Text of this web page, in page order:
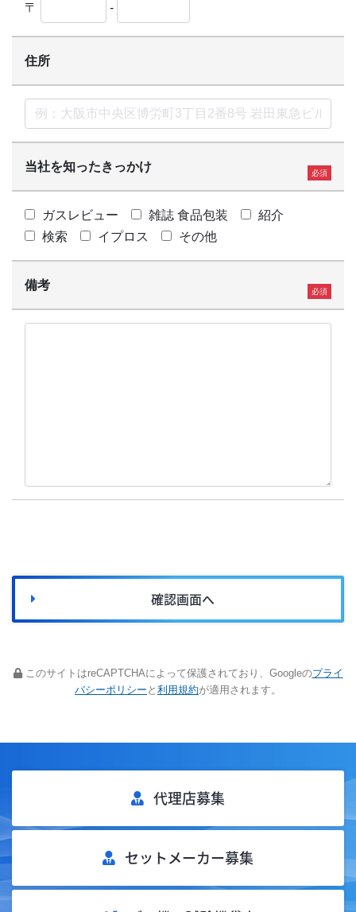
〒 -
住所
当社を知ったきっかけ
ガスレビュー 雑誌 食品包装
紹介
検索
イプロス その他
備考
確認画面へ
このサイトはreCAPTCHAによって保護されており、Googleのプライ
バシーポリシー と 利用規約が適用されます。
代理店募集
セットメーカー募集